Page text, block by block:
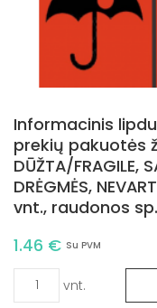
Informacinis
prekių pakuotės
DŪŽTA/FRAGILE,
DRĖGMĖS,
vnt., raudonos sp.
1.46 € Su PVM
vnt.